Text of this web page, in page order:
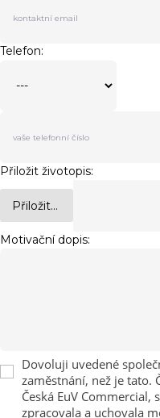
Telefon:
Přiložit životopis:
Přiložit...
Motivační dopis:
Dovoluji uvedené
zaměstnání, než je tato.
Česká EuV Commercial,
zpracovala a uchovala